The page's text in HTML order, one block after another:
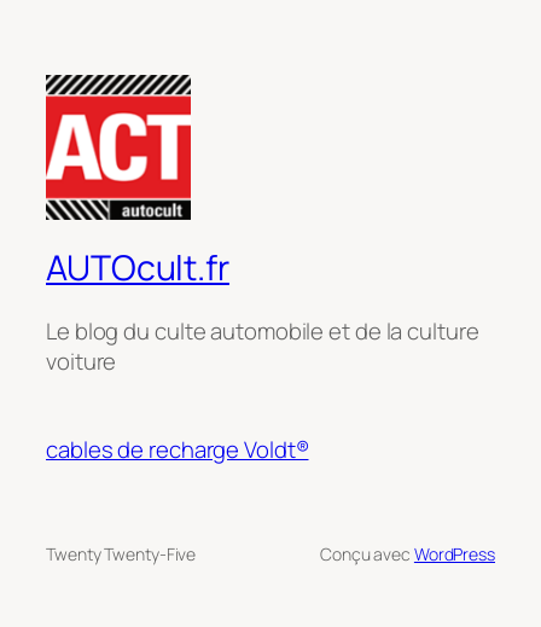
AUTOcult.fr
Le blog du culte automobile et de la culture
voiture
cables de recharge Voldt®
Twenty Twenty-Five Conçu avec WordPress